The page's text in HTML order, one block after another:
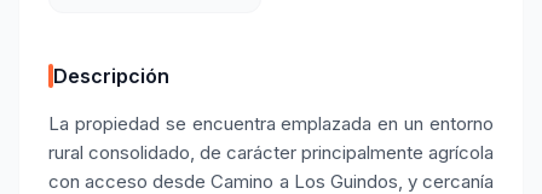
Descripción
La propiedad se encuentra emplazada en un entorno
rural consolidado, de carácter principalmente agrícola
con acceso desde Camino a Los Guindos, y cercanía